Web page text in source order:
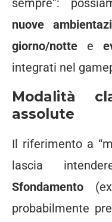
sempre”:
nuove
giorno/notte e
integrati nel
Modalità
assolute
Il riferimento a
lascia
Sfondamento
probabilmente